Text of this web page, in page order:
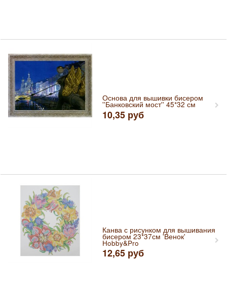
Основа для вышивки бисером
''Банковский мост'' 45*32 см
10,35 руб
Канва с рисунком для вышивания
бисером 23*37см 'Венок'
Hobby&Pro
12,65 руб